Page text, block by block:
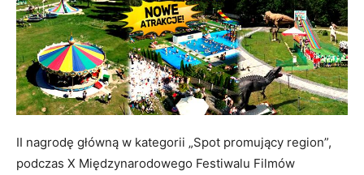
II nagrodę główną w kategorii „Spot promujący region”,
podczas X Międzynarodowego Festiwalu Filmów